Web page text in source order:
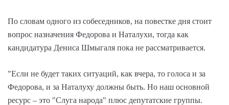
По словам одного из собеседников, на повестке дня стоит
вопрос назначения Федорова и Наталухи, тогда как
кандидатура Дениса Шмыгаля пока не рассматривается.
"Если не будет таких ситуаций, как вчера, то голоса и за
Федорова, и за Наталуху должны быть. Но наш основной
ресурс – это "Слуга народа" плюс депутатские группы.